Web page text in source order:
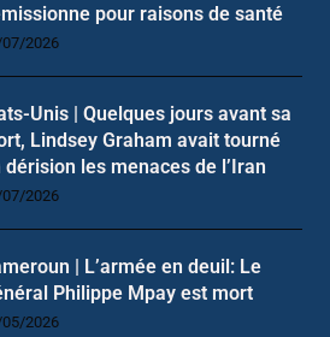
pour raisons de santé
2026
Unis | Quelques jours avant sa
Lindsey Graham avait tourné
dérision les menaces de l’Iran
2026
| L’armée en deuil: Le
Philippe Mpay est mort
2026